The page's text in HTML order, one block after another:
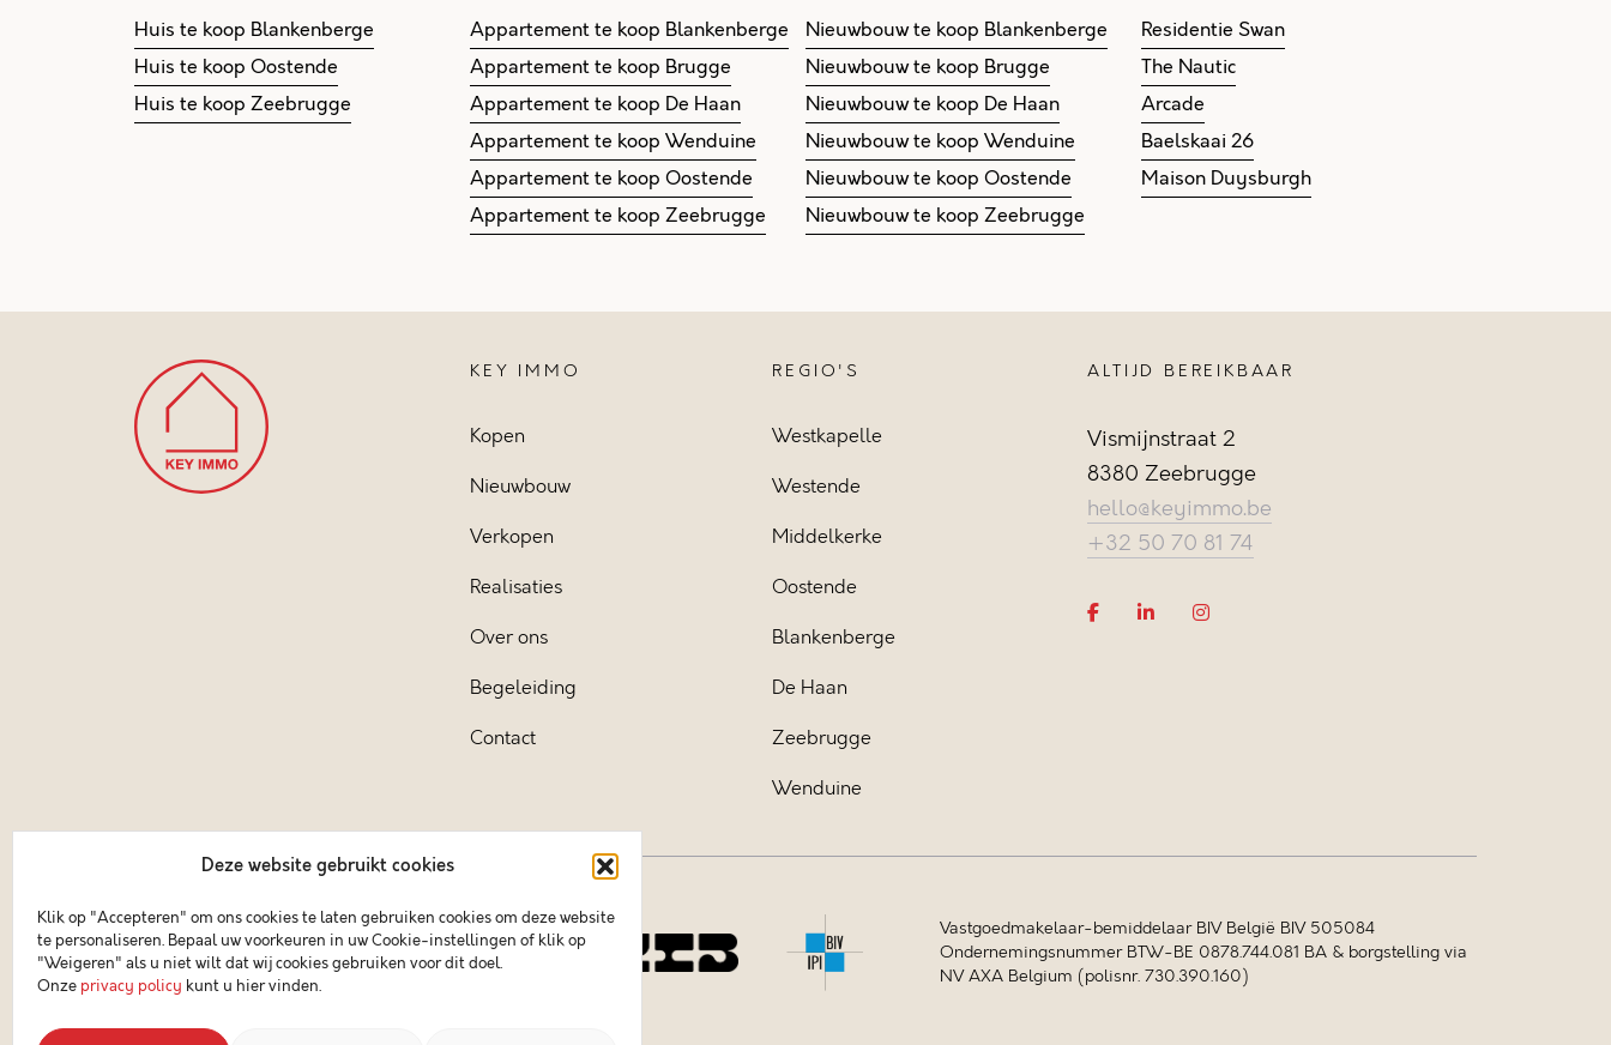
Deze website gebruikt cookies
Klik op "Accepteren" om ons cookies te laten gebruiken cookies om deze website
te personaliseren. Bepaal uw voorkeuren in uw Cookie-instellingen of klik op
"Weigeren" als u niet wilt dat wij cookies gebruiken voor dit doel.
Onze privacy policy kunt u hier vinden.
Huis te koop Blankenberge
Huis te koop Oostende
Huis te koop Zeebrugge
Appartement te koop Blankenberge
Appartement te koop Brugge
Appartement te koop De Haan
Appartement te koop Wenduine
Appartement te koop Oostende
Appartement te koop Zeebrugge
Nieuwbouw te koop Blankenberge
Nieuwbouw te koop Brugge
Nieuwbouw te koop De Haan
Nieuwbouw te koop Wenduine
Nieuwbouw te koop Oostende
Nieuwbouw te koop Zeebrugge
Residentie Swan
The Nautic
Arcade
Baelskaai 26
Maison Duysburgh
KEY IMMO
Kopen
Nieuwbouw
Verkopen
Realisaties
Over ons
Begeleiding
Contact
REGIO'S
Westkapelle
Westende
Middelkerke
Oostende
Blankenberge
De Haan
Zeebrugge
Wenduine
ALTIJD BEREIKBAAR
Vismijnstraat 2
8380 Zeebrugge
hello@keyimmo.be
+32 50 70 81 74
Vastgoedmakelaar-bemiddelaar BIV België BIV 505084
Ondernemingsnummer BTW-BE 0878.744.081 BA & borgstelling via
NV AXA Belgium (polisnr. 730.390.160)